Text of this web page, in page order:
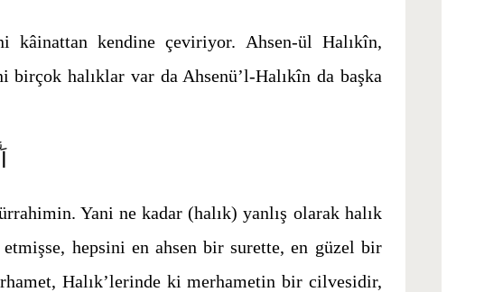
kâinattan kendine çeviriyor. Ahsen-ül Halıkîn,
birçok halıklar var da Ahsenü’l-Halıkîn da başka
Yani ne kadar (halık) yanlış olarak halık
hepsini en ahsen bir surette, en güzel bir
Halık’lerinde ki merhametin bir cilvesidir,